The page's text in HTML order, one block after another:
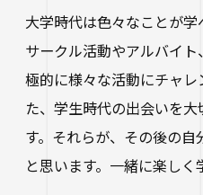
大学時代は色々なことが学
サークル活動やアルバイ
極的に様々な活動にチャ
た、学生時代の出会いを
す。それらが、その後の
と思います。一緒に楽しく